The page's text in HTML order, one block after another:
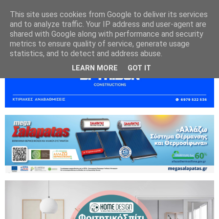
This site uses cookies from Google to deliver its services
and to analyze traffic. Your IP address and user-agent are
shared with Google along with performance and security
metrics to ensure quality of service, generate usage
statistics, and to detect and address abuse.
LEARN MORE GOT IT